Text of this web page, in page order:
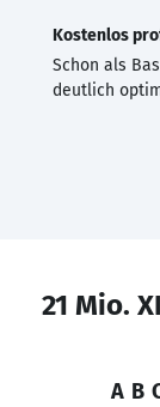
Kostenlos
Schon als
deutlich
21 Mio.
A B